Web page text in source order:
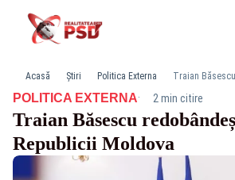
Acasă Știri Politica Externa
POLITICA EXTERNA· 2 min citire
Traian Băsescu
Republicii Moldova